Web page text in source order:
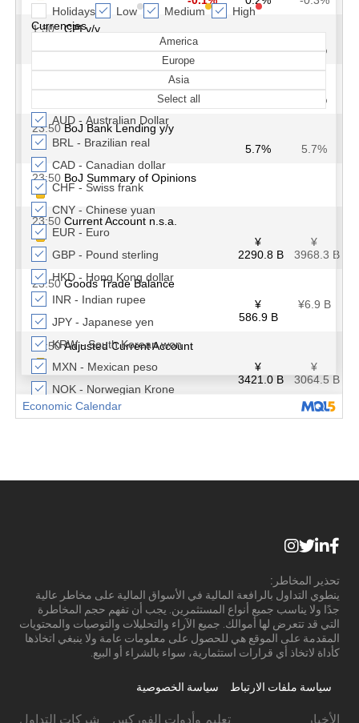
تحذير المخاطر:
ينطوي التداول بالرافعة المالية في الأسواق المالية على مخاطر عالية
جدًا ولا يناسب جميع أنواع المستثمرين. يجب أن تفهم حجم المخاطرة
التي قد تتعرض لها أموالك. جميع الآراء والتحليلات والتوصيات والمحتويات
المقدمة على الموقع هي للحصول على معلومات عامة ولا ينبغي اتخاذها
كأداة لاتخاذ أي قرارات استثمارية، سواء بالشراء أو البيع.
سياسة ملفات الارتباط سياسة الخصوصية
الأخبار تعليم وأدوات الفوركس شركات التداول